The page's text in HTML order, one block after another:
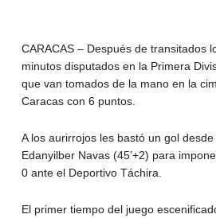
CARACAS – Después de transitados
minutos disputados en la Primera
que van tomados de la mano en la
Caracas con 6 puntos.
A los aurirrojos les bastó un gol
Edanyilber Navas (45’+2) para
0 ante el Deportivo Táchira.
El primer tiempo del juego